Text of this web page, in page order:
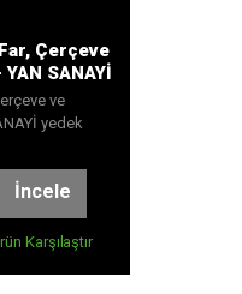
Çerçeve
SANAYİ
ve
yedek
İncele
Karşılaştır